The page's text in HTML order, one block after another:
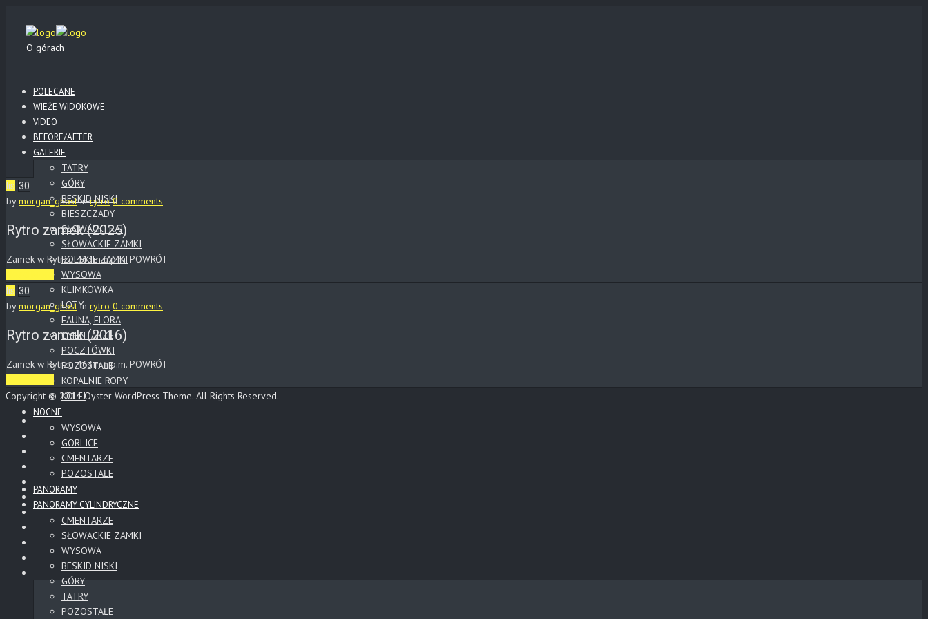
O górach
POLECANE
WIEŻE WIDOKOWE
VIDEO
BEFORE/AFTER
GALERIE
TATRY
GÓRY
BESKID NISKI
BIESZCZADY
SŁOWACKI RAJ
SŁOWACKIE ZAMKI
POLSKIE ZAMKI
WYSOWA
KLIMKÓWKA
LOTY
FAUNA, FLORA
CMENTARZE
POCZTÓWKI
POZOSTAŁE
KOPALNIE ROPY
KOLEJ
NOCNE
WYSOWA
GORLICE
CMENTARZE
POZOSTAŁE
PANORAMY
PANORAMY CYLINDRYCZNE
CMENTARZE
SŁOWACKIE ZAMKI
WYSOWA
BESKID NISKI
GÓRY
TATRY
POZOSTAŁE
lis 30
bymorgan_ghost inrytro 0 comments
Rytro zamek (2025)
Zamek w Rytrze 463m n.p.m. POWRÓT
lis 30
bymorgan_ghost in rytro 0 comments
Rytro zamek (2016)
Zamek w Rytrze 463m n.p.m. POWRÓT
Copyright © 2014 Oyster WordPress Theme. All Rights Reserved.